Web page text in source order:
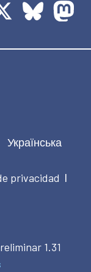
Українська
privacidad |
1.31